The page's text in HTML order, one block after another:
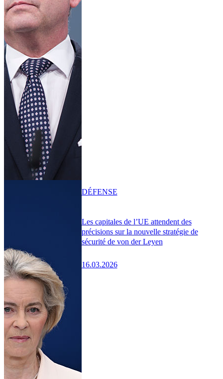
Les capitales de l’UE attendent des
précisions sur la nouvelle stratégie de
sécurité de von der Leyen
16.03.2026
DÉFENSE